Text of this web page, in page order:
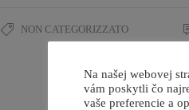
NON CATEGORIZZATO
Na našej webovej
vám poskytli čo
vaše preferencie a